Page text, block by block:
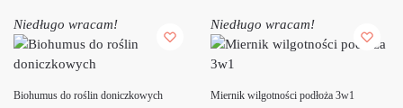
Niedługo wracam!
Biohumus do roślin doniczkowych
Niedługo wracam!
Miernik wilgotności podłoża 3w1